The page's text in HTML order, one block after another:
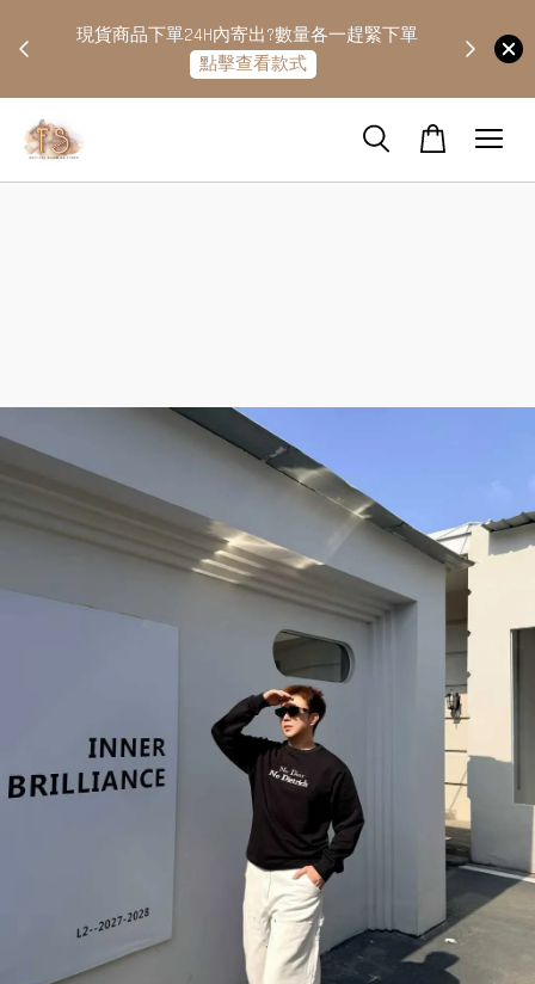
現貨商品下單24H內寄出?數量各一趕緊下單
點擊查看款式